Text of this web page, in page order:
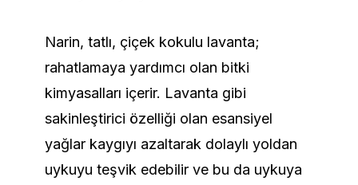
Narin, tatlı, çiçek kokulu lavanta;
rahatlamaya yardımcı olan bitki
kimyasalları içerir. Lavanta gibi
sakinleştirici özelliği olan esansiyel
yağlar kaygıyı azaltarak dolaylı yoldan
uykuyu teşvik edebilir ve bu da uykuya